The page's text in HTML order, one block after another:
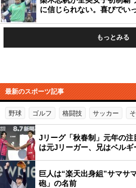
に信じられない。喜びでい
もっとみる
最新のスポーツ記事
野球 ゴルフ 格闘技 サッカー
Jリーグ「秋春制」元年の
は元Jリーガー、兄はベルギ
巨人は“楽天出身組”サマサ
砲」の名前